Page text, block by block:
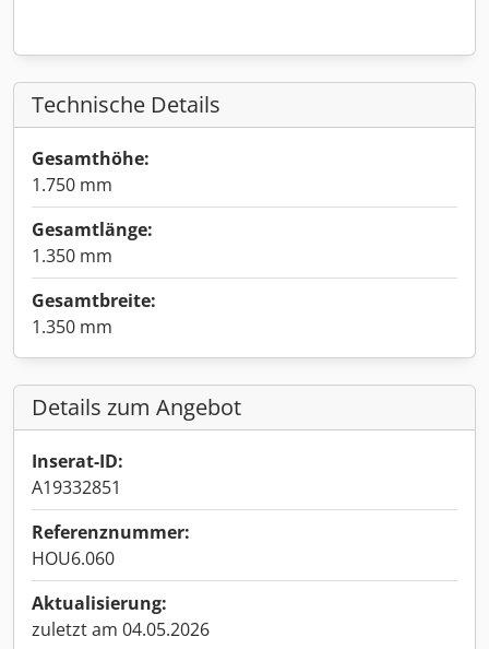
Technische Details
Gesamthöhe:
1.750 mm
Gesamtlänge:
1.350 mm
Gesamtbreite:
1.350 mm
Details zum Angebot
Inserat-ID:
A19332851
Referenznummer:
HOU6.060
Aktualisierung:
zuletzt am 04.05.2026